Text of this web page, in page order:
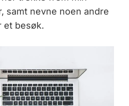
samt nevne noen andre
et besøk.